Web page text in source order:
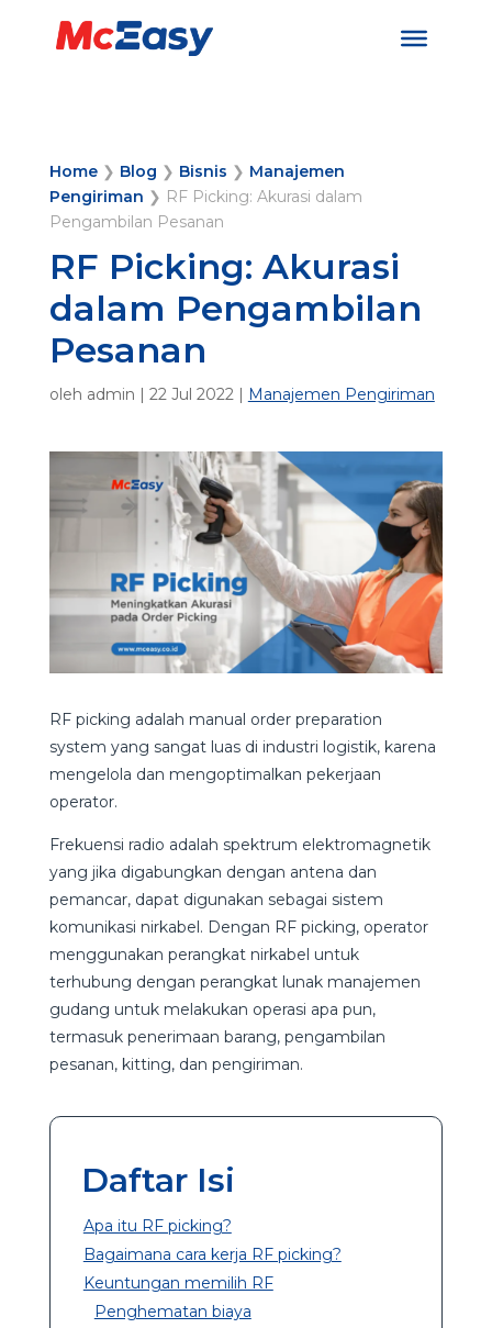
Home❯ Blog ❯ Bisnis ❯ Manajemen
Pengiriman ❯ RF Picking: Akurasi dalam
Pengambilan Pesanan
RF Picking: Akurasi
dalam Pengambilan
Pesanan
oleh admin | 22 Jul 2022| Manajemen Pengiriman
RF picking adalah manual order preparation
system yang sangat luas di industri logistik, karena
mengelola dan mengoptimalkan pekerjaan
operator.
Frekuensi radio adalah spektrum elektromagnetik
yang jika digabungkan dengan antena dan
pemancar, dapat digunakan sebagai sistem
komunikasi nirkabel. Dengan RF picking, operator
menggunakan perangkat nirkabel untuk
terhubung dengan perangkat lunak manajemen
gudang untuk melakukan operasi apa pun,
termasuk penerimaan barang, pengambilan
pesanan, kitting, dan pengiriman.
Daftar Isi
Apa itu RF picking?
Bagaimana cara kerja RF picking?
Keuntungan memilih RF
Penghematan biaya